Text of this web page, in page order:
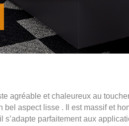
agréable et chaleureux au
aspect lisse . Il est massif et
s’adapte parfaitement aux